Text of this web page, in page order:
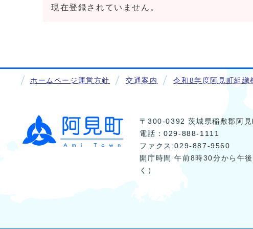
現在登録されていません。
ホームページ運営方針 交通案内 令和8年度阿見町組織
〒300-0392 茨城県稲敷郡阿
電話：029-888-1111
ファクス:029-887-9560
開庁時間 午前8時30分から午
く）